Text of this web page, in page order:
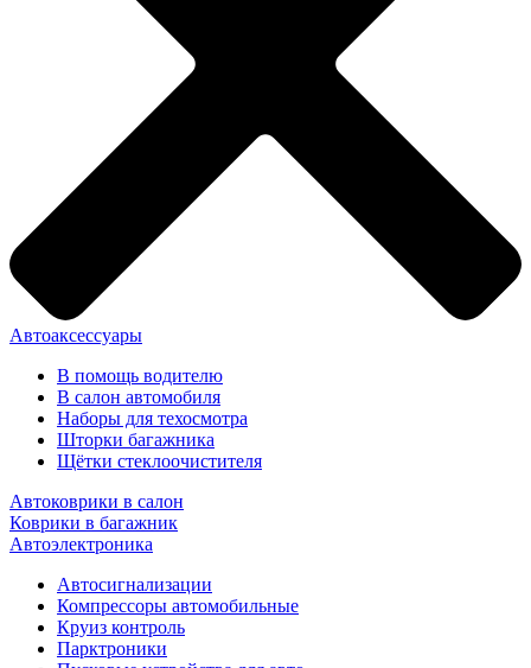
Автоаксессуары
В помощь водителю
В салон автомобиля
Наборы для техосмотра
Шторки багажника
Щётки стеклоочистителя
Автоковрики в салон
Коврики в багажник
Автоэлектроника
Автосигнализации
Компрессоры автомобильные
Круиз контроль
Парктроники